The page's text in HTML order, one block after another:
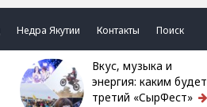
Недра Якутии Контакты Поиск
Вкус, музыка и
энергия: каким будет
третий «СырФест»